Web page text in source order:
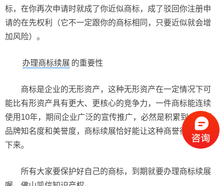
标，在你再次申请时就成了你近似商标，成了驳回你注册申
请的在先权利（它不一定跟你的商标相同，只要近似就会增
加风险）。
办理商标续展 的重要性
商标是企业的无形资产，这种无形资产在一定情况下可
能比有形资产具有更大、更核心的竞争力，一件商标能连续
使用10年，期间企业广泛的宣传推广，必然是积累到一定得
品牌知名度和美誉度，商标续展恰好能让这种商誉得以延续
下来。
所有大家要保护好自己的商标，到期就要办理商标续展